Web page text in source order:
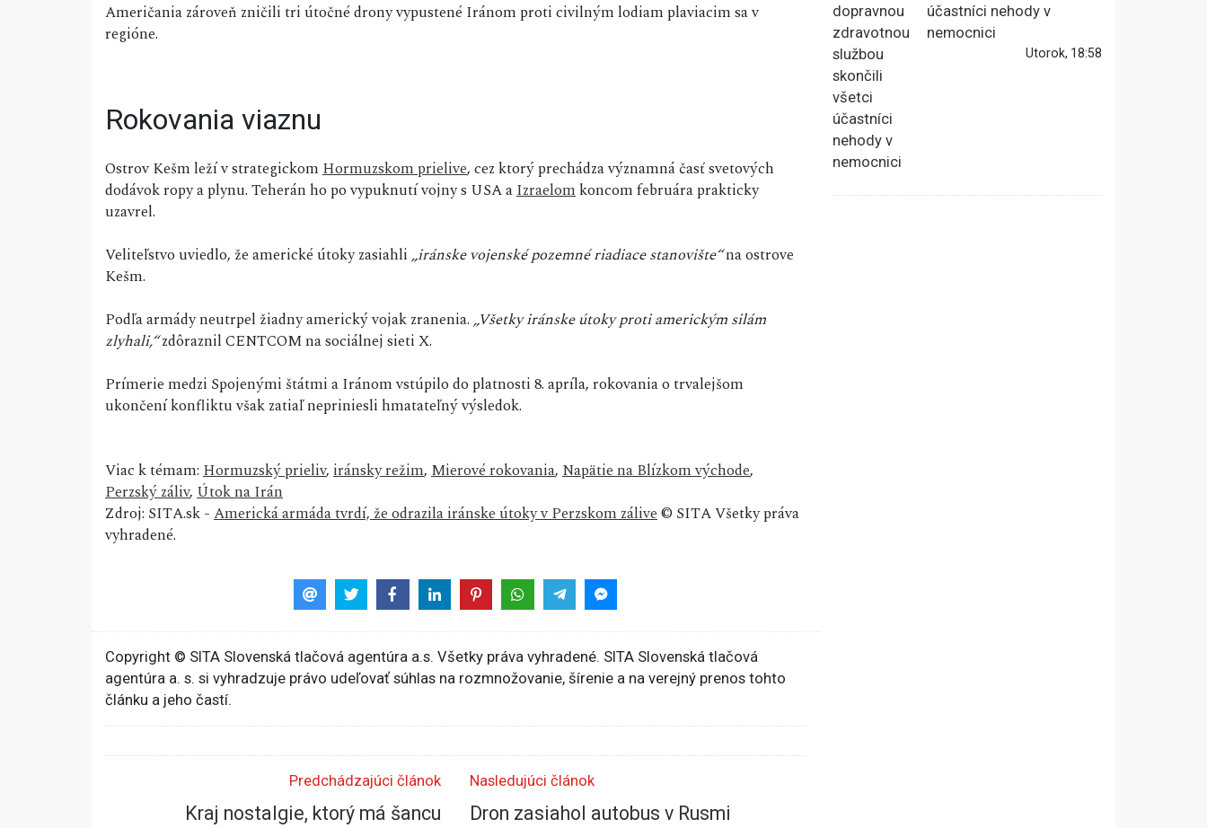
Američania zároveň zničili tri útočné drony vypustené Iránom proti civilným lodiam plaviacim sa v
regióne.
Rokovania viaznu
Ostrov Kešm leží v strategickomHormuzskom prielive, cez ktorý prechádza významná časť svetových
dodávok ropy a plynu. Teherán ho po vypuknutí vojny s USA aIzraelomkoncom februára prakticky
uzavrel.
Veliteľstvo uviedlo, že americké útoky zasiahli„iránske vojenské pozemné riadiace stanovište“na ostrove
Kešm.
Podľa armády neutrpel žiadny americký vojak zranenia.„Všetky iránske útoky proti americkým silám
zlyhali,“zdôraznil CENTCOM na sociálnej sieti X.
Prímerie medzi Spojenými štátmi a Iránom vstúpilo do platnosti 8. apríla, rokovania o trvalejšom
ukončení konfliktu však zatiaľ nepriniesli hmatateľný výsledok.
Viac k témam:Hormuzský prieliv,iránsky režim,Mierové rokovania,Napätie na Blízkom východe,
Perzský záliv,Útok na Irán
Zdroj: SITA.sk -Americká armáda tvrdí, že odrazila iránske útoky v Perzskom zálive© SITA Všetky práva
vyhradené.
účastníci nehody v
nemocnici
Utorok, 18:58
Copyright © SITA Slovenská tlačová agentúra a.s. Všetky práva vyhradené. SITA Slovenská tlačová
agentúra a. s. si vyhradzuje právo udeľovať súhlas na rozmnožovanie, šírenie a na verejný prenos tohto
článku a jeho častí.
Predchádzajúci článok
Kraj nostalgie, ktorý má šancu
Nasledujúci článok
Dron zasiahol autobus v Rusmi